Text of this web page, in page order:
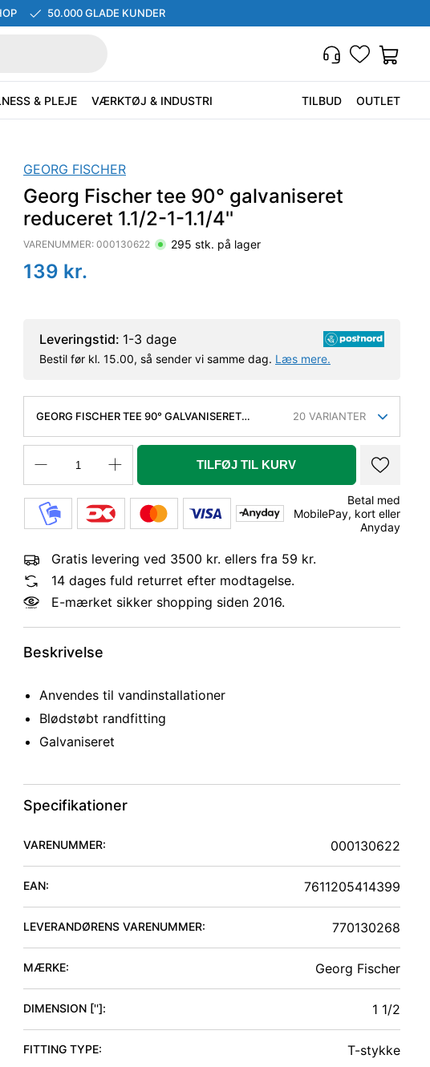
50.000 GLADE KUNDER
& PLEJE VÆRKTØJ & INDUSTRI TILBUD OUTLET
GEORG FISCHER
Georg Fischer tee 90° galvaniseret
reduceret 1.1/2-1-1.1/4''
VARENUMMER: 000130622 295 stk. på lager
139 kr.
Leveringstid: 1-3 dage
Bestil før kl. 15.00, så sender vi samme dag. Læs mere.
GEORG FISCHER TEE 90° GALVANISERET
20 VARIANTER
TILFØJ TIL KURV
Betal med
MobilePay, kort eller
Anyday
Gratis levering ved 3500 kr. ellers fra 59 kr.
14 dages fuld returret efter modtagelse.
E-mærket sikker shopping siden 2016.
Beskrivelse
Anvendes til vandinstallationer
Blødstøbt randfitting
Galvaniseret
Specifikationer
VARENUMMER: 000130622
EAN: 7611205414399
LEVERANDØRENS VARENUMMER: 770130268
MÆRKE: Georg Fischer
DIMENSION ['']: 1 1/2
FITTING TYPE: T-stykke